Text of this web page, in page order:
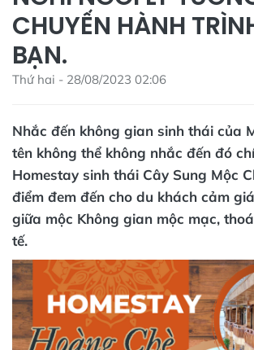
CHUYẾN HÀNH
BẠN.
Thứ hai - 28/08/2023 02:06
Nhắc đến không gian sinh thái của
tên không thể không nhắc đến đó
Homestay sinh thái Cây Sung Mộc
điểm đem đến cho du khách cảm
giữa mộc Không gian mộc mạc,
tế.